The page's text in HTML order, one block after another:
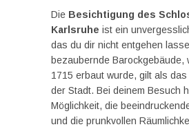
Die Besichtigung des
Karlsruhe ist ein
das du dir nicht entgehen
bezaubernde Barockgebäude,
1715 erbaut wurde, gilt als
der Stadt. Bei deinem Besuch
Möglichkeit, die
und die prunkvollen